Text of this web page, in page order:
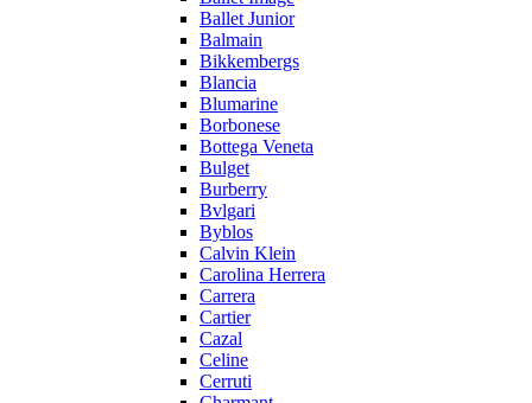
Ballet Junior
Balmain
Bikkembergs
Blancia
Blumarine
Borbonese
Bottega Veneta
Bulget
Burberry
Bvlgari
Byblos
Calvin Klein
Carolina Herrera
Carrera
Cartier
Cazal
Celine
Cerruti